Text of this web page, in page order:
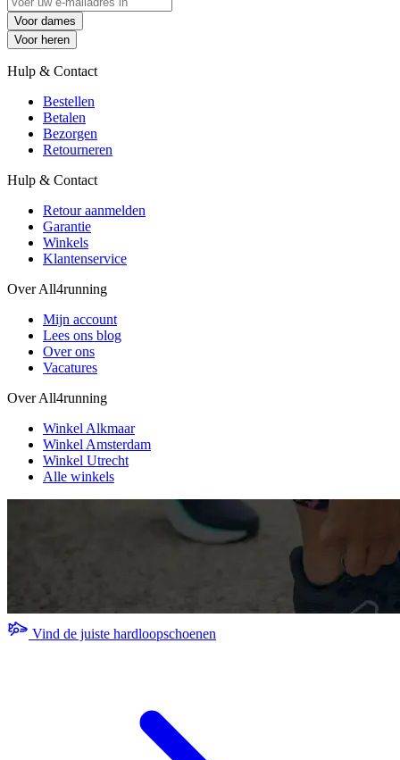
Voor dames
Voor heren
Hulp & Contact
Bestellen
Betalen
Bezorgen
Retourneren
Hulp & Contact
Retour aanmelden
Garantie
Winkels
Klantenservice
Over All4running
Mijn account
Lees ons blog
Over ons
Vacatures
Over All4running
Winkel Alkmaar
Winkel Amsterdam
Winkel Utrecht
Alle winkels
Vind de juiste hardloopschoenen